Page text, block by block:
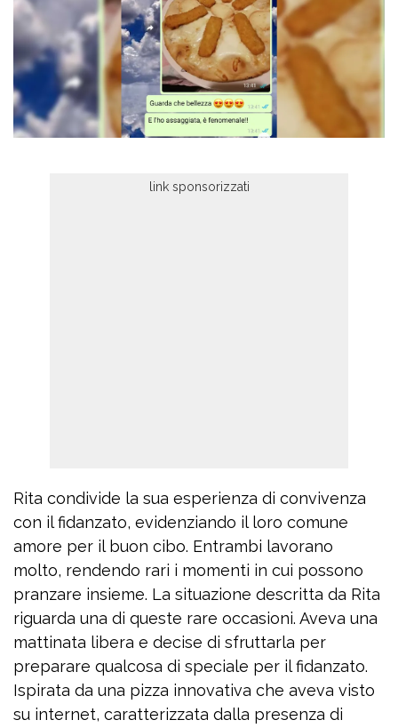
Rita condivide la sua esperienza di convivenza
con il fidanzato, evidenziando il loro comune
amore per il buon cibo. Entrambi lavorano
molto, rendendo rari i momenti in cui possono
pranzare insieme. La situazione descritta da Rita
riguarda una di queste rare occasioni. Aveva una
mattinata libera e decise di sfruttarla per
preparare qualcosa di speciale per il fidanzato.
Ispirata da una pizza innovativa che aveva visto
su internet, caratterizzata dalla presenza di